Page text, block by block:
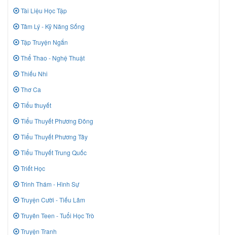
Tài Liệu Học Tập
Tâm Lý - Kỹ Năng Sống
Tập Truyện Ngắn
Thể Thao - Nghệ Thuật
Thiếu Nhi
Thơ Ca
Tiểu thuyết
Tiểu Thuyết Phương Đông
Tiểu Thuyết Phương Tây
Tiểu Thuyết Trung Quốc
Triết Học
Trinh Thám - Hình Sự
Truyện Cười - Tiếu Lâm
Truyên Teen - Tuổi Học Trò
Truyện Tranh